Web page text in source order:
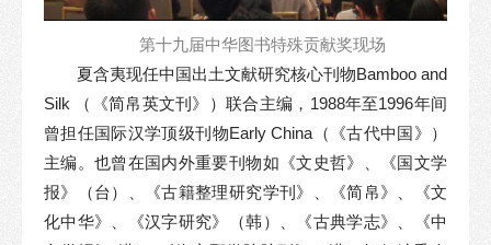
第十九届中华图书特殊贡献奖现场
夏含夷现任中国出土文献研究核心刊物Bamboo and
Silk （《简帛英文刊》）联合主编，1988年至1996年间
曾担任国际汉学顶级刊物Early China（《古代中国》）
主编。也曾在国内外重要刊物如《文史哲》、《国文学
报》（台）、《古籍整理研究学刊》、《简帛》、《文
化中华》、《汉字研究》（韩）、《古典学志》、《中